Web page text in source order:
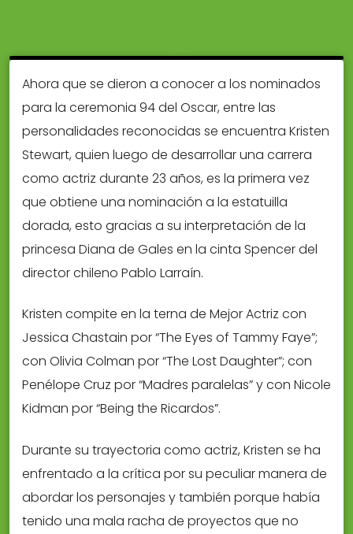
Ahora que se dieron a conocer a los nominados
para la ceremonia 94 del Oscar, entre las
personalidades reconocidas se encuentra Kristen
Stewart, quien luego de desarrollar una carrera
como actriz durante 23 años, es la primera vez
que obtiene una nominación a la estatuilla
dorada, esto gracias a su interpretación de la
princesa Diana de Gales en la cinta Spencer del
director chileno Pablo Larraín.
Kristen compite en la terna de Mejor Actriz con
Jessica Chastain por “The Eyes of Tammy Faye”;
con Olivia Colman por “The Lost Daughter”; con
Penélope Cruz por “Madres paralelas” y con Nicole
Kidman por “Being the Ricardos”.
Durante su trayectoria como actriz, Kristen se ha
enfrentado a la crítica por su peculiar manera de
abordar los personajes y también porque había
tenido una mala racha de proyectos que no